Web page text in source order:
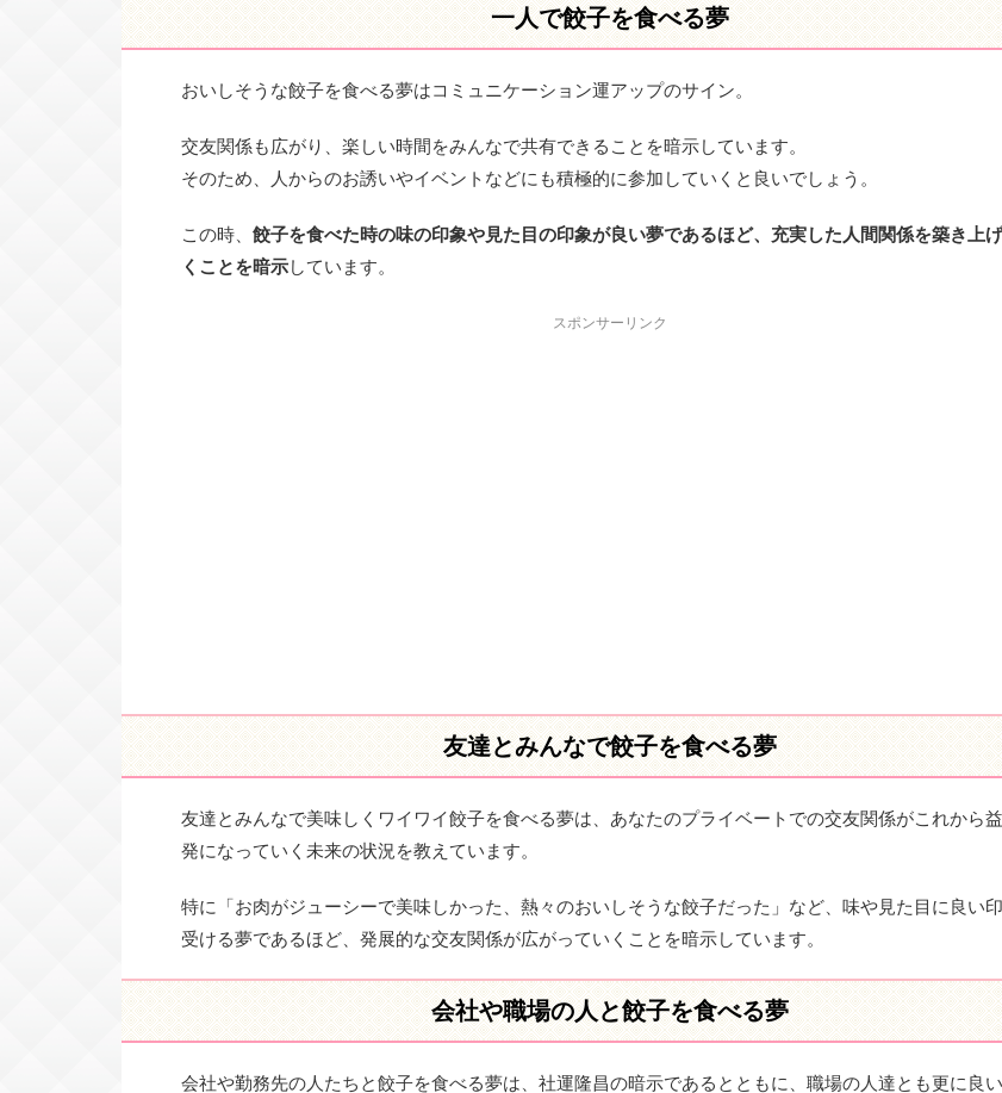
一人で餃子を食べる夢
おいしそうな餃子を食べる夢はコミュニケーション運アップのサイン。
交友関係も広がり、楽しい時間をみんなで共有できることを暗示しています。
そのため、人からのお誘いやイベントなどにも積極的に参加していくと良いでしょう。
この時、 餃子を食べた時の味の印象や見た目の印象が良い夢であるほど、充実した人間関係を築き上
くことを暗示しています。
スポンサーリンク
友達とみんなで餃子を食べる夢
友達とみんなで美味しくワイワイ餃子を食べる夢は、あなたのプライベートでの交友関係がこれから
発になっていく未来の状況を教えています。
特に「お肉がジューシーで美味しかった、熱々のおいしそうな餃子だった」など、味や見た目に良い
受ける夢であるほど、発展的な交友関係が広がっていくことを暗示しています。
会社や職場の人と餃子を食べる夢
会社や勤務先の人たちと餃子を食べる夢は、社運隆昌の暗示であるとともに、職場の人達とも更に良